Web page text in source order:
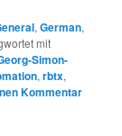
,German,
mit
Simon-
,rbtx,
Kommentar